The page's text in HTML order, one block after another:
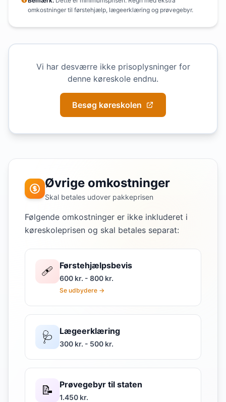
omkostninger til førstehjælp, lægeerklæring og prøvegebyr.
Vi har desværre ikke prisoplysninger for
denne køreskole endnu.
Besøg køreskolen
Øvrige omkostninger
Skal betales udover pakkeprisen
Følgende omkostninger er ikke inkluderet i
køreskoleprisen og skal betales separat:
🩹 Førstehjælpsbevis
600 kr. - 800 kr.
Se udbydere →
🩺 Lægeerklæring
300 kr. - 500 kr.
📝 Prøvegebyr til staten
1.450 kr.